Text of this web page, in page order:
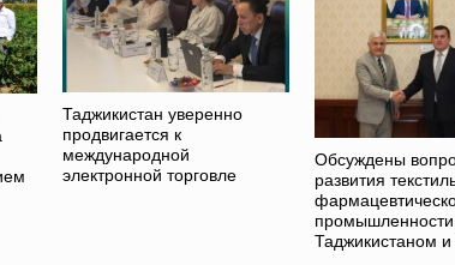
Таджикистан уверенно
продвигается к
международной
электронной торговле
Обсуждены
развития
Таджикистаном